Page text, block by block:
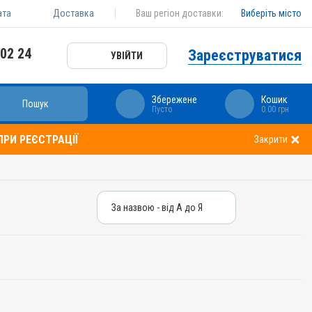
Доставка Ваш регіон доставки: Виберіть місто
24 УВІЙТИ Зареєструватися
Пошук Збережене
Пусто
Кошик
0.00 грн
РЕЄСТРАЦІЇ Закрити
За назвою - від А до Я